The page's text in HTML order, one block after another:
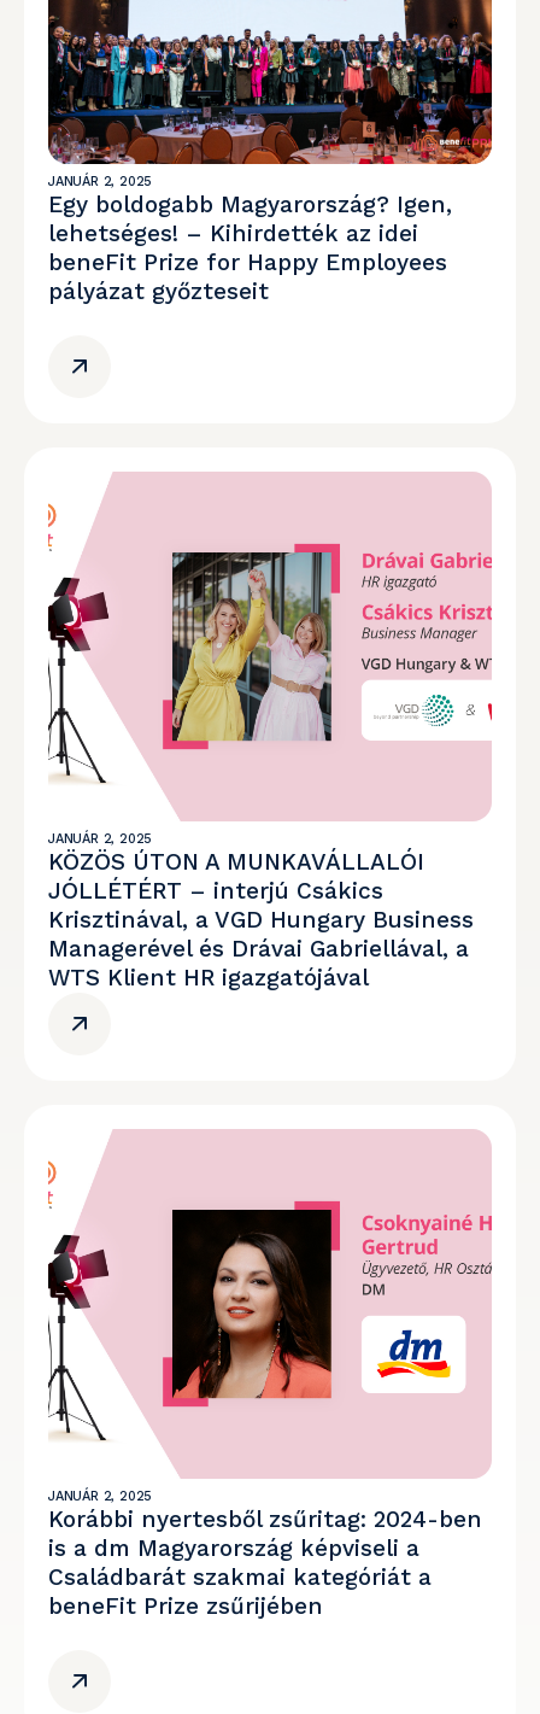
JANUÁR 2, 2025
Egy boldogabb Magyarország? Igen,
lehetséges! – Kihirdették az idei
beneFit Prize for Happy Employees
pályázat győzteseit
JANUÁR 2, 2025
KÖZÖS ÚTON A MUNKAVÁLLALÓI
JÓLLÉTÉRT – interjú Csákics
Krisztinával, a VGD Hungary Business
Managerével és Drávai Gabriellával, a
WTS Klient HR igazgatójával
JANUÁR 2, 2025
Korábbi nyertesből zsűritag: 2024-ben
is a dm Magyarország képviseli a
Családbarát szakmai kategóriát a
beneFit Prize zsűrijében